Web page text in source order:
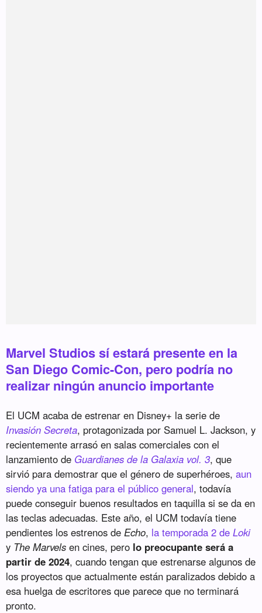
Marvel Studios sí estará presente en la
San Diego Comic-Con, pero podría no
realizar ningún anuncio importante
El UCM acaba de estrenar en Disney+ la serie de
Invasión Secreta, protagonizada por Samuel L. Jackson, y
recientemente arrasó en salas comerciales con el
lanzamiento de Guardianes de la Galaxia vol. 3, que
sirvió para demostrar que el género de superhéroes,aun
siendo ya una fatiga para el público general, todavía
puede conseguir buenos resultados en taquilla si se da en
las teclas adecuadas. Este año, el UCM todavía tiene
pendientes los estrenos deEcho, la temporada 2 deLoki
y The Marvels en cines, pero lo preocupante será a
partir de 2024, cuando tengan que estrenarse algunos de
los proyectos que actualmente están paralizados debido a
esa huelga de escritores que parece que no terminará
pronto.